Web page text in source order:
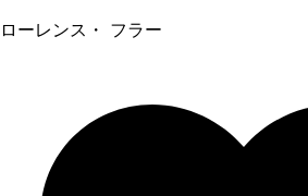
ローレンス・ フラー